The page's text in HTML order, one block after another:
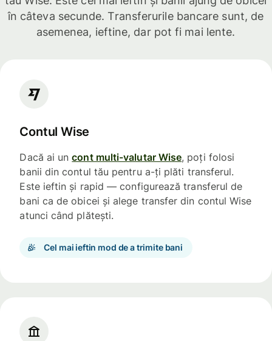
în câteva secunde. Transferurile bancare sunt, de
asemenea, ieftine, dar pot fi mai lente.
Contul Wise
Dacă ai uncont multi-valutar Wise, poți folosi
banii din contul tău pentru a-ți plăti transferul.
Este ieftin și rapid — configurează transferul de
bani ca de obicei și alege transfer din contul Wise
atunci când plătești.
Cel mai ieftin mod de a trimite bani